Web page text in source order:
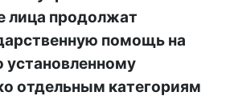
лица продолжат
помощь на
установленному
отдельным категориям